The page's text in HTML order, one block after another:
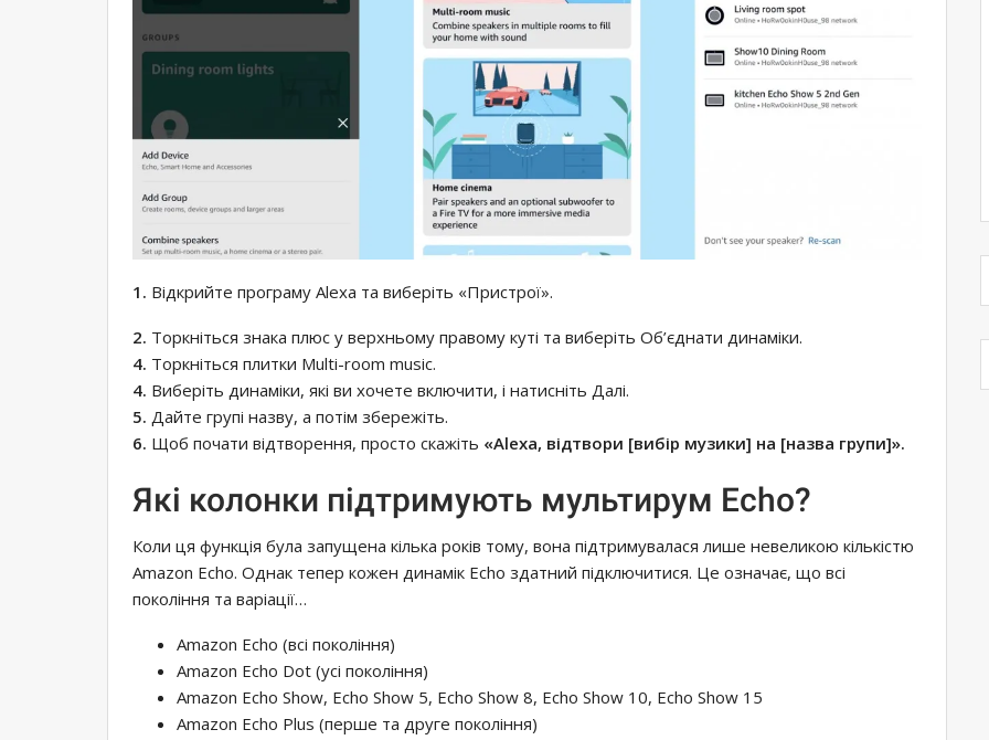
1. Відкрийте програму Alexa та виберіть «Пристрої».
2. Торкніться знака плюс у верхньому правому куті та виберіть Об’єднати динаміки.
4. Торкніться плитки Multi-room music.
4. Виберіть динаміки, які ви хочете включити, і натисніть Далі.
5. Дайте групі назву, а потім збережіть.
6. Щоб почати відтворення, просто скажіть «Alexa, відтвори [вибір музики] на [назва групи]».
Які колонки підтримують мультирум Echo?
Коли ця функція була запущена кілька років тому, вона підтримувалася лише невеликою кількістю
Amazon Echo. Однак тепер кожен динамік Echo здатний підключитися. Це означає, що всі
покоління та варіації…
Amazon Echo (всі покоління)
Amazon Echo Dot (усі покоління)
Amazon Echo Show, Echo Show 5, Echo Show 8, Echo Show 10, Echo Show 15
Amazon Echo Plus (перше та друге покоління)